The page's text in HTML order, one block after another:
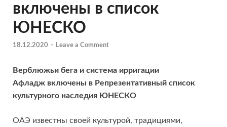
включены в список
ЮНЕСКО
18.12.2020 - Leave a Comment
Верблюжьи бега и система ирригации
Афладж включены в Репрезентативный список
культурного наследия ЮНЕСКО
ОАЭ известны своей культурой, традициями,